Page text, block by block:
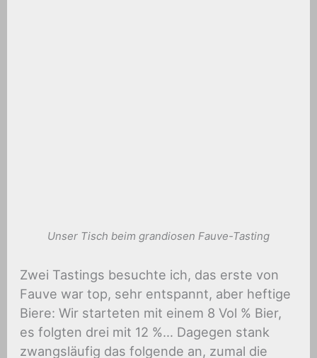
Unser Tisch beim grandiosen Fauve-Tasting
Zwei Tastings besuchte ich, das erste von
Fauve war top, sehr entspannt, aber heftige
Biere: Wir starteten mit einem 8 Vol % Bier,
es folgten drei mit 12 %… Dagegen stank
zwangsläufig das folgende an, zumal die